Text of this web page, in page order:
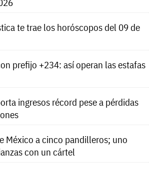
te trae los horóscopos del 09 de
prefijo +234: así operan las estafas
ingresos récord pese a pérdidas
México a cinco pandilleros; uno
con un cártel